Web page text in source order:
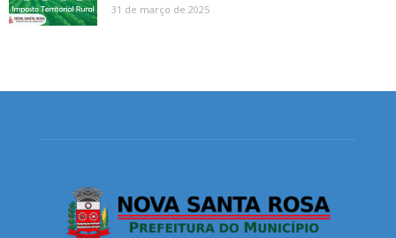
31 de março de 2025